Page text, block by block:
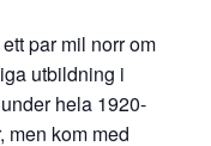
par mil norr om
utbildning i
hela 1920-
men kom med